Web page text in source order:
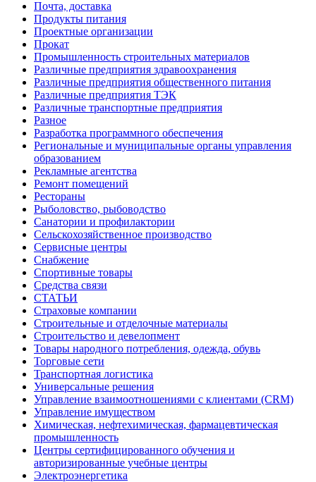
Почта, доставка
Продукты питания
Проектные организации
Прокат
Промышленность строительных материалов
Различные предприятия здравоохранения
Различные предприятия общественного питания
Различные предприятия ТЭК
Различные транспортные предприятия
Разное
Разработка программного обеспечения
Региональные и муниципальные органы управления
образованием
Рекламные агентства
Ремонт помещений
Рестораны
Рыболовство, рыбоводство
Санатории и профилактории
Сельскохозяйственное производство
Сервисные центры
Снабжение
Спортивные товары
Средства связи
СТАТЬИ
Страховые компании
Строительные и отделочные материалы
Строительство и девелопмент
Товары народного потребления, одежда, обувь
Торговые сети
Транспортная логистика
Универсальные решения
Управление взаимоотношениями с клиентами (CRM)
Управление имуществом
Химическая, нефтехимическая, фармацевтическая
промышленность
Центры сертифицированного обучения и
авторизированные учебные центры
Электроэнергетика